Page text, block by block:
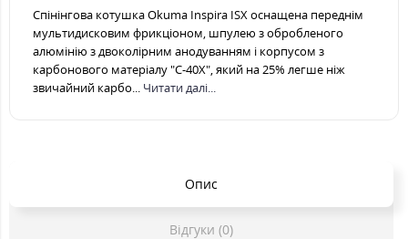
Спінінгова котушка Okuma Inspira ISX оснащена переднім
мультидисковим фрикціоном, шпулею з обробленого
алюмінію з двоколірним анодуванням і корпусом з
карбонового матеріалу "C-40X", який на 25% легше ніж
звичайний карбо... Читати далі...
Опис
Відгуки (0)